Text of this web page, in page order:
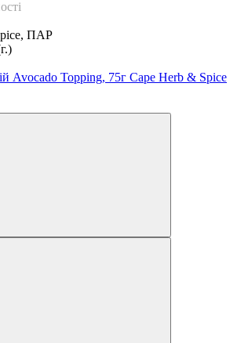
ПАР